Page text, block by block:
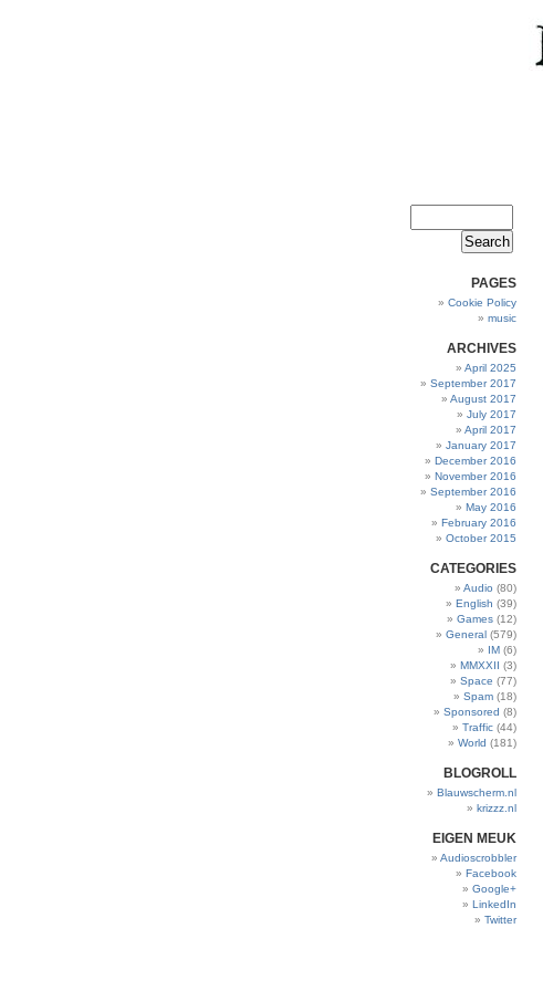
PAGES
Cookie Policy
music
ARCHIVES
April 2025
September 2017
August 2017
July 2017
April 2017
January 2017
December 2016
November 2016
September 2016
May 2016
February 2016
October 2015
CATEGORIES
Audio (80)
English (39)
Games (12)
General (579)
IM (6)
MMXXII (3)
Space (77)
Spam (18)
Sponsored (8)
Traffic (44)
World (181)
BLOGROLL
Blauwscherm.nl
krizzz.nl
EIGEN MEUK
Audioscrobbler
Facebook
Google+
LinkedIn
Twitter